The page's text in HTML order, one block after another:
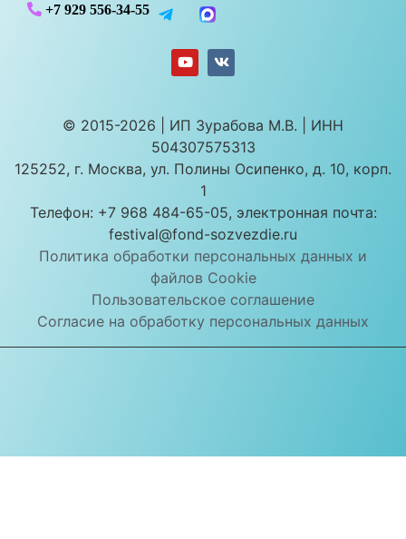
+7 929 556-34-55
© 2015-2026 | ИП Зурабова М.В. | ИНН
504307575313
125252, г. Москва, ул. Полины Осипенко, д. 10, корп.
1
Телефон: +7 968 484-65-05, электронная почта:
festival@fond-sozvezdie.ru
Политика обработки персональных данных и
файлов Cookie
Пользовательское соглашение
Согласие на обработку персональных данных